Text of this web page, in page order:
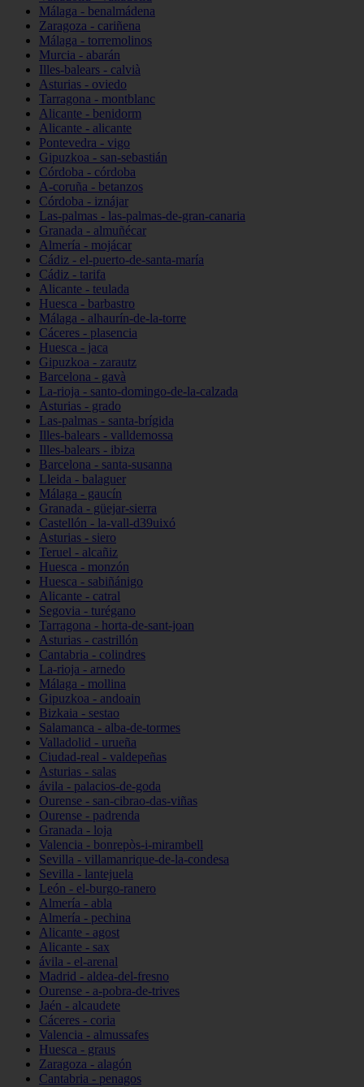
Málaga - benalmádena
Zaragoza - cariñena
Málaga - torremolinos
Murcia - abarán
Illes-balears - calvià
Asturias - oviedo
Tarragona - montblanc
Alicante - benidorm
Alicante - alicante
Pontevedra - vigo
Gipuzkoa - san-sebastián
Córdoba - córdoba
A-coruña - betanzos
Córdoba - iznájar
Las-palmas - las-palmas-de-gran-canaria
Granada - almuñécar
Almería - mojácar
Cádiz - el-puerto-de-santa-maría
Cádiz - tarifa
Alicante - teulada
Huesca - barbastro
Málaga - alhaurín-de-la-torre
Cáceres - plasencia
Huesca - jaca
Gipuzkoa - zarautz
Barcelona - gavà
La-rioja - santo-domingo-de-la-calzada
Asturias - grado
Las-palmas - santa-brígida
Illes-balears - valldemossa
Illes-balears - ibiza
Barcelona - santa-susanna
Lleida - balaguer
Málaga - gaucín
Granada - güejar-sierra
Castellón - la-vall-d39uixó
Asturias - siero
Teruel - alcañiz
Huesca - monzón
Huesca - sabiñánigo
Alicante - catral
Segovia - turégano
Tarragona - horta-de-sant-joan
Asturias - castrillón
Cantabria - colindres
La-rioja - arnedo
Málaga - mollina
Gipuzkoa - andoain
Bizkaia - sestao
Salamanca - alba-de-tormes
Valladolid - urueña
Ciudad-real - valdepeñas
Asturias - salas
ávila - palacios-de-goda
Ourense - san-cibrao-das-viñas
Ourense - padrenda
Granada - loja
Valencia - bonrepòs-i-mirambell
Sevilla - villamanrique-de-la-condesa
Sevilla - lantejuela
León - el-burgo-ranero
Almería - abla
Almería - pechina
Alicante - agost
Alicante - sax
ávila - el-arenal
Madrid - aldea-del-fresno
Ourense - a-pobra-de-trives
Jaén - alcaudete
Cáceres - coria
Valencia - almussafes
Huesca - graus
Zaragoza - alagón
Cantabria - penagos